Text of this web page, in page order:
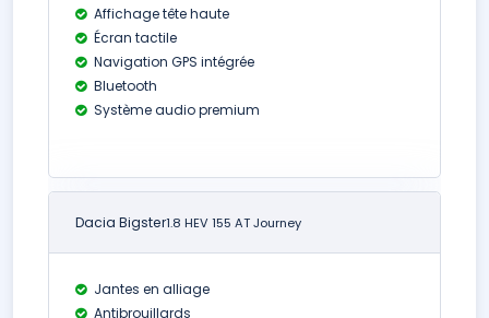
Affichage tête haute
Écran tactile
Navigation GPS intégrée
Bluetooth
Système audio premium
Dacia Bigster1.8 HEV 155 AT Journey
Jantes en alliage
Antibrouillards